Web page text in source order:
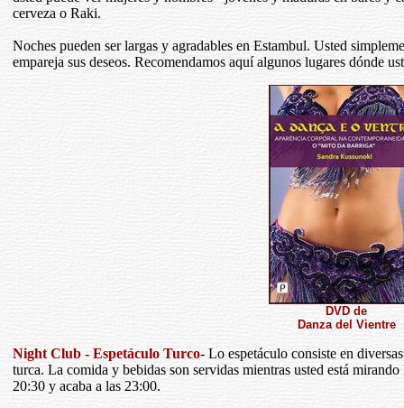
cerveza o Raki.
Noches pueden ser largas y agradables en Estambul. Usted
empareja sus deseos. Recomendamos aquí algunos lugares dónde
DVD de
Danza del Vientre
Night Club - Espetáculo Turco- Lo espetáculo consiste en
turca. La comida y bebidas son servidas mientras usted está
20:30 y acaba a las 23:00.